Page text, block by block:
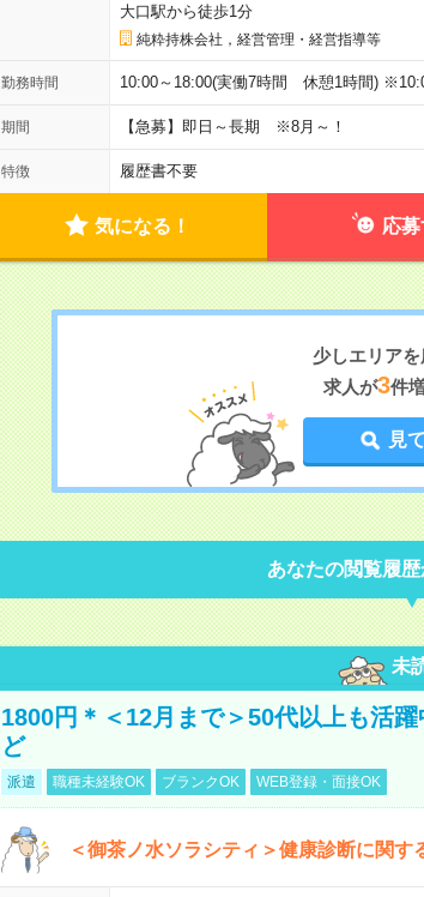
大口駅から徒歩1分
純粋持株会社，経営管理・経営指導等
勤務時間 10:00～18:00(実働7時間 休憩1時間)
期間 【急募】即日～長期 ※8月～！
特徴 履歴書不要
気になる！ 応
少しエリアを
求人が3件
見
あなたの閲覧履
未
1800円＊＜12月まで＞50代以上も活
ど
派遣 職種未経験OK ブランクOK WEB登録・面接OK
＜御茶ノ水ソラシティ＞健康診断に関す